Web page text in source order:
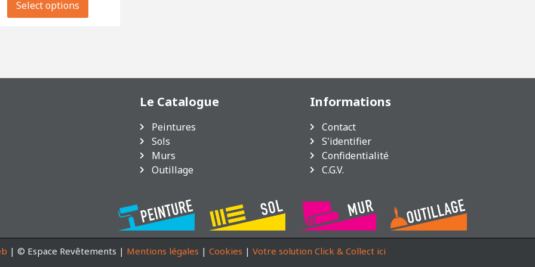
Select options
Le Catalogue
Peintures
Sols
Murs
Outillage
Informations
Contact
S'identifier
Confidentialité
C.G.V.
| © Espace Revêtements | Mentions légales | Cookies | Votre solution Click & Collect ici
de confidentialité, en garantissant la conformité avec les réglementations. Personnalisez vos préférences pour